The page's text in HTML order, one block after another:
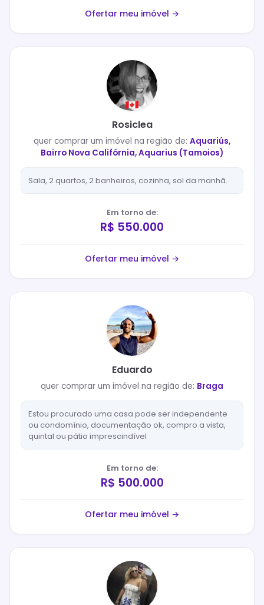
Ofertar meu imóvel →
Rosiclea
quer comprar um imóvel na região de: Aquariús,
Bairro Nova Califórnia, Aquarius (Tamoios)
Sala, 2 quartos, 2 banheiros, cozinha, sol da manhã.
Em torno de:
R$ 550.000
Ofertar meu imóvel →
Eduardo
quer comprar um imóvel na região de: Braga
Estou procurado uma casa pode ser independente
ou condomínio, documentação ok, compro a vista,
quintal ou pátio imprescindível
Em torno de:
R$ 500.000
Ofertar meu imóvel →